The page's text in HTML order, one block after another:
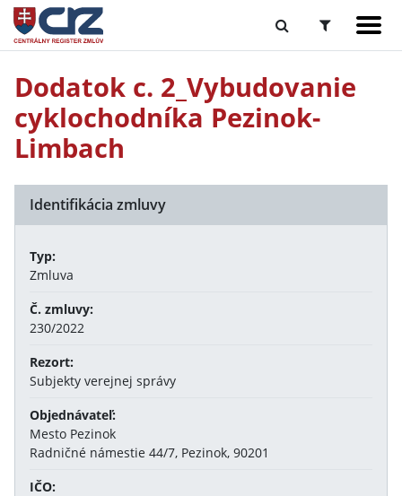
Dodatok c. 2_Vybudovanie
cyklochodníka Pezinok-
Limbach
Identifikácia zmluvy
Typ:
Zmluva
Č. zmluvy:
230/2022
Rezort:
Subjekty verejnej správy
Objednávateľ:
Mesto Pezinok
Radničné námestie 44/7, Pezinok, 90201
IČO: